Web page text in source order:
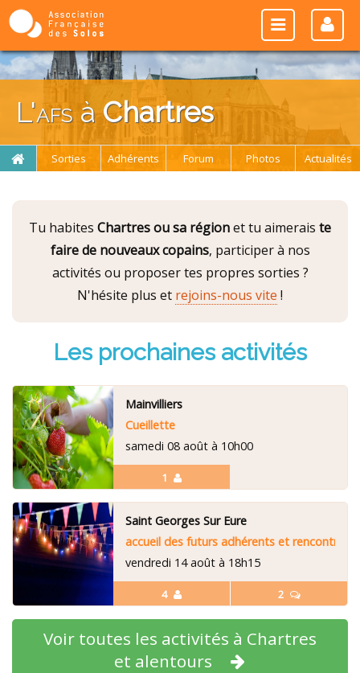
L'afsàChartres
Sorties Adhérents Forum Photos Actualités
Tu habites Chartres ou sa régionet tu aimerais te
faire de nouveaux copains, participer à nos
activités ou proposer tes propres sorties ?
N'hésite plus et rejoins-nous vite !
Les prochaines activités
1
Mainvilliers
Cueillette
samedi 08 août à 10h00
4 2
Saint Georges Sur Eure
accueil des futurs adhérents et rencontre
vendredi 14 août à 18h15
Voir toutes les activités à Chartres
et alentours